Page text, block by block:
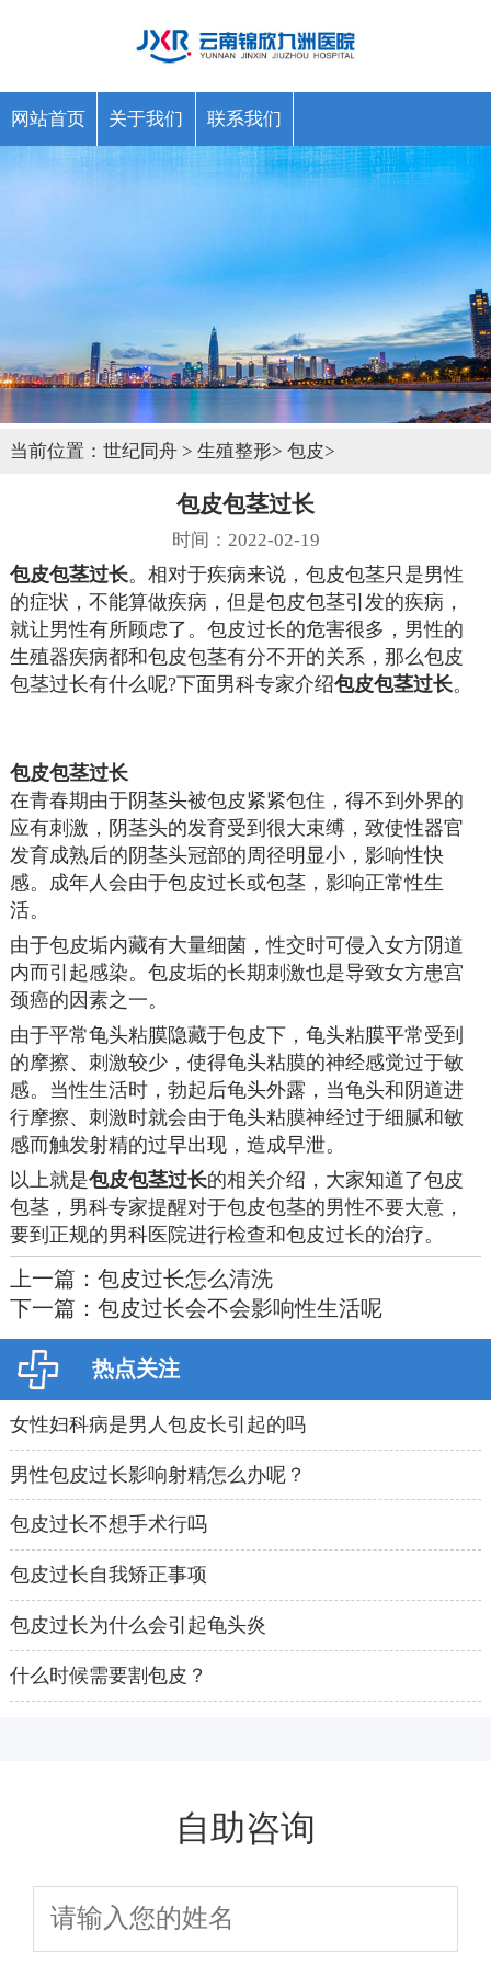
网站首页 关于我们 联系我们
当前位置： 世纪同舟> 生殖整形> 包皮>
包皮包茎过长
时间：2022-02-19
包皮包茎过长。相对于疾病来说，包皮包茎只是男性
的症状，不能算做疾病，但是包皮包茎引发的疾病，
就让男性有所顾虑了。包皮过长的危害很多，男性的
生殖器疾病都和包皮包茎有分不开的关系，那么包皮
包茎过长有什么呢?下面男科专家介绍包皮包茎过长。
包皮包茎过长
在青春期由于阴茎头被包皮紧紧包住，得不到外界的
应有刺激，阴茎头的发育受到很大束缚，致使性器官
发育成熟后的阴茎头冠部的周径明显小，影响性快
感。成年人会由于包皮过长或包茎，影响正常性生
活。
由于包皮垢内藏有大量细菌，性交时可侵入女方阴道
内而引起感染。包皮垢的长期刺激也是导致女方患宫
颈癌的因素之一。
由于平常龟头粘膜隐藏于包皮下，龟头粘膜平常受到
的摩擦、刺激较少，使得龟头粘膜的神经感觉过于敏
感。当性生活时，勃起后龟头外露，当龟头和阴道进
行摩擦、刺激时就会由于龟头粘膜神经过于细腻和敏
感而触发射精的过早出现，造成早泄。
以上就是包皮包茎过长的相关介绍，大家知道了包皮
包茎，男科专家提醒对于包皮包茎的男性不要大意，
要到正规的男科医院进行检查和包皮过长的治疗。
上一篇： 包皮过长怎么清洗
下一篇： 包皮过长会不会影响性生活呢
热点关注
女性妇科病是男人包皮长引起的吗
男性包皮过长影响射精怎么办呢？
包皮过长不想手术行吗
包皮过长自我矫正事项
包皮过长为什么会引起龟头炎
什么时候需要割包皮？
自助咨询